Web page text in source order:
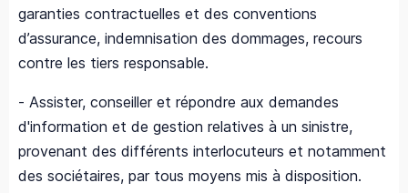
garanties contractuelles et des conventions
d’assurance, indemnisation des dommages, recours
contre les tiers responsable.
- Assister, conseiller et répondre aux demandes
d'information et de gestion relatives à un sinistre,
provenant des différents interlocuteurs et notamment
des sociétaires, par tous moyens mis à disposition.